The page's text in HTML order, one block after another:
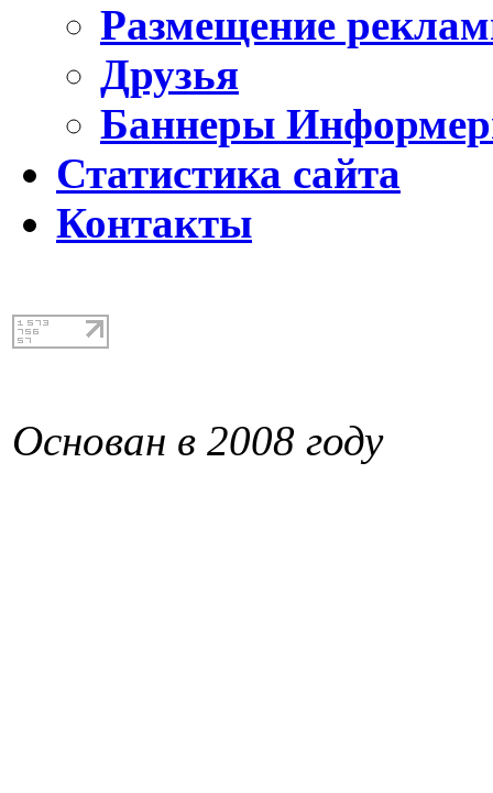
Размещение
Друзья
Баннеры
Статистика сайта
Контакты
Основан в 2008 году